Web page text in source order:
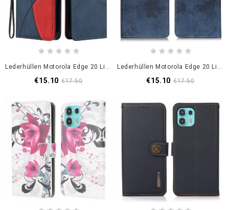
Lederhüllen Motorola Edge 20 Lite Handyhülle Signatures Zweifarbiges Kunstleder
€15.10 €17.50
Lederhüllen Motorola Edge 20 Lite Handyhülle Vintage Kunstleder
€15.10 €17.50